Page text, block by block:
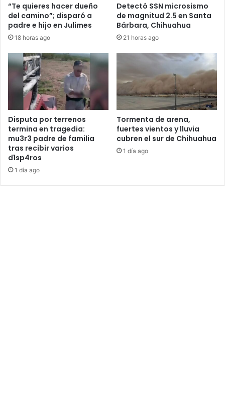
“Te quieres hacer dueño
del camino”; disparó a
padre e hijo en Julimes
18 horas ago
Detectó SSN microsismo
de magnitud 2.5 en Santa
Bárbara, Chihuahua
21 horas ago
Disputa por terrenos
termina en tragedia:
mu3r3 padre de familia
tras recibir varios
d1sp4ros
1 día ago
Tormenta de arena,
fuertes vientos y lluvia
cubren el sur de Chihuahua
1 día ago